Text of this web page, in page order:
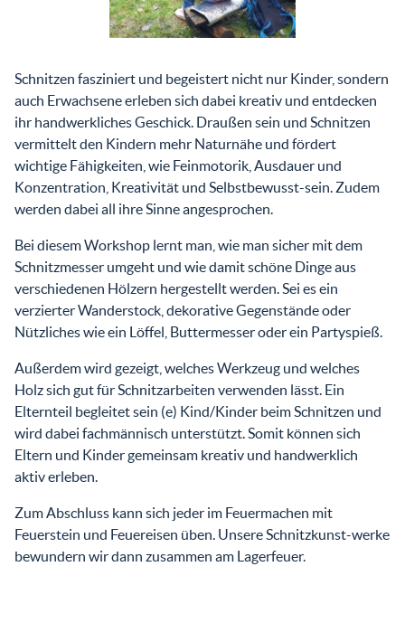
Schnitzen fasziniert und begeistert nicht nur Kinder, sondern
auch Erwachsene erleben sich dabei kreativ und entdecken
ihr handwerkliches Geschick. Draußen sein und Schnitzen
vermittelt den Kindern mehr Naturnähe und fördert
wichtige Fähigkeiten, wie Feinmotorik, Ausdauer und
Konzentration, Kreativität und Selbstbewusst-sein. Zudem
werden dabei all ihre Sinne angesprochen.
Bei diesem Workshop lernt man, wie man sicher mit dem
Schnitzmesser umgeht und wie damit schöne Dinge aus
verschiedenen Hölzern hergestellt werden. Sei es ein
verzierter Wanderstock, dekorative Gegenstände oder
Nützliches wie ein Löffel, Buttermesser oder ein Partyspieß.
Außerdem wird gezeigt, welches Werkzeug und welches
Holz sich gut für Schnitzarbeiten verwenden lässt. Ein
Elternteil begleitet sein (e) Kind/Kinder beim Schnitzen und
wird dabei fachmännisch unterstützt. Somit können sich
Eltern und Kinder gemeinsam kreativ und handwerklich
aktiv erleben.
Zum Abschluss kann sich jeder im Feuermachen mit
Feuerstein und Feuereisen üben. Unsere Schnitzkunst-werke
bewundern wir dann zusammen am Lagerfeuer.